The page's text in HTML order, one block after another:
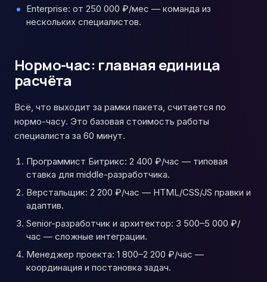
Enterprise: от 250 000 ₽/мес — команда из
нескольких специалистов.
Нормо-час: главная единица
расчёта
Всё, что выходит за рамки пакета, считается по
нормо-часу. Это базовая стоимость работы
специалиста за 60 минут.
Программист Битрикс: 2 400 ₽/час — типовая
ставка для middle-разработчика.
Верстальщик: 2 200 ₽/час — HTML/CSS/JS правки и
адаптив.
Senior-разработчик и архитектор: 3 500–5 000 ₽/
час — сложные интеграции.
Менеджер проекта: 1 800–2 200 ₽/час —
координация и постановка задач.